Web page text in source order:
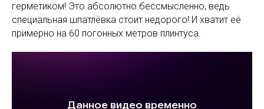
герметиком! Это абсолютно бессмысленно, ведь
специальная шпатлёвка стоит недорого! И хватит её
примерно на 60 погонных метров плинтуса.